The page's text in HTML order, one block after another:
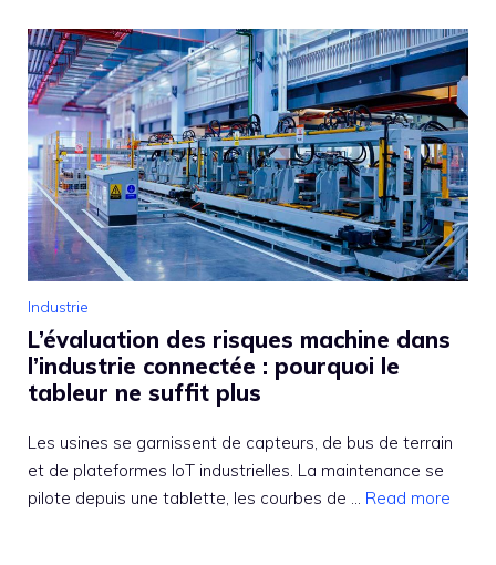
Industrie
L’évaluation des risques machine dans
l’industrie connectée : pourquoi le
tableur ne suffit plus
Les usines se garnissent de capteurs, de bus de terrain
et de plateformes IoT industrielles. La maintenance se
pilote depuis une tablette, les courbes de ... Read more